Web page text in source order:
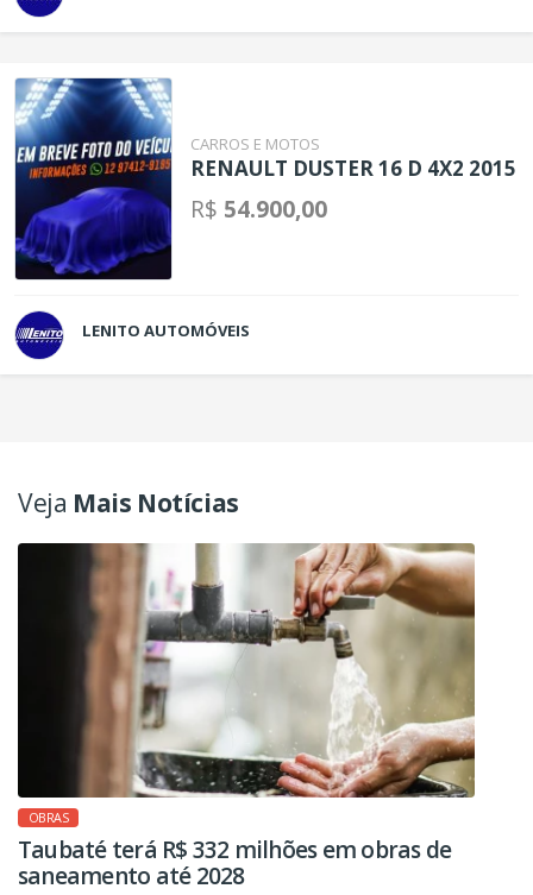
CARROS E MOTOS
RENAULT DUSTER 16 D 4X2 2015
R$ 54.900,00
LENITO AUTOMÓVEIS
Veja Mais Notícias
OBRAS
Taubaté terá R$ 332 milhões em obras de
saneamento até 2028